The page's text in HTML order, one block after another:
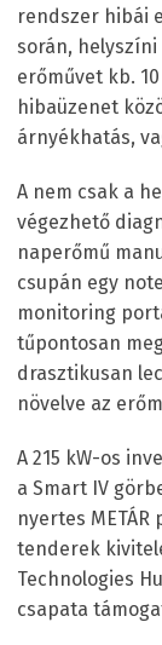
rendszer hibái
során, helyszíni
erőművet kb.
hibaüzenet
árnyékhatás,
A nem csak a
végezhető
naperőmű
csupán egy
monitoring
tűpontosan
drasztikusan
növelve az
A 215 kW-os
a Smart IV
nyertes
tenderek
Technologies
csapata